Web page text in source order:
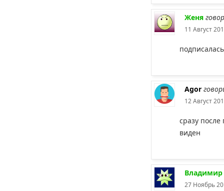
Женя
11 Август
Agor
12 Август
сразу
виден
Владимир
27 Ноябрь